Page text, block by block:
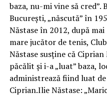
baza, nu-mi vine să cred”.
București, „născută” în
Năstase în 2012, după
mare jucător de tenis,
Năstase susține că
păcălit și i-a „luat” baza,
administrează fiind luat
Ciprian.Ilie Năstase: